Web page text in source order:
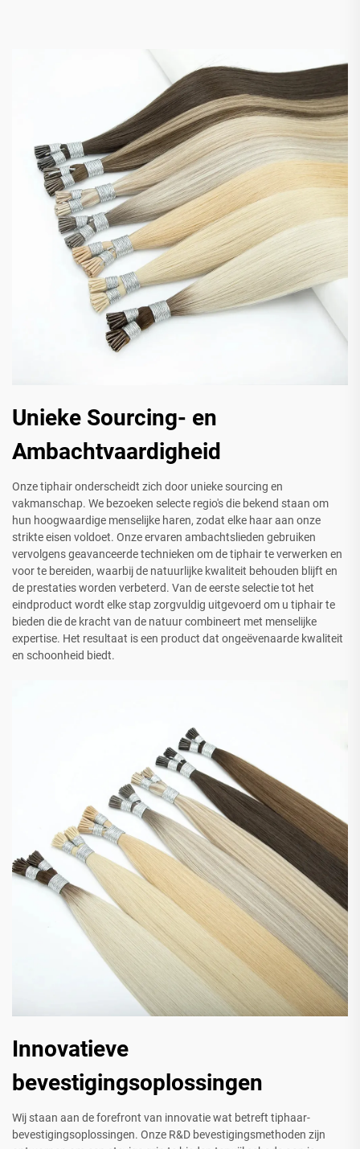
Unieke Sourcing- en
Ambachtvaardigheid
Onze tiphair onderscheidt zich door unieke sourcing en
vakmanschap. We bezoeken selecte regio's die bekend staan om
hun hoogwaardige menselijke haren, zodat elke haar aan onze
strikte eisen voldoet. Onze ervaren ambachtslieden gebruiken
vervolgens geavanceerde technieken om de tiphair te verwerken en
voor te bereiden, waarbij de natuurlijke kwaliteit behouden blijft en
de prestaties worden verbeterd. Van de eerste selectie tot het
eindproduct wordt elke stap zorgvuldig uitgevoerd om u tiphair te
bieden die de kracht van de natuur combineert met menselijke
expertise. Het resultaat is een product dat ongeëvenaarde kwaliteit
en schoonheid biedt.
Innovatieve
bevestigingsoplossingen
Wij staan aan de forefront van innovatie wat betreft tiphaar-
bevestigingsoplossingen. Onze R&D bevestigingsmethoden zijn